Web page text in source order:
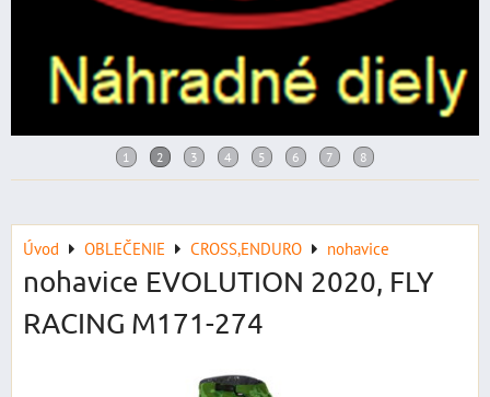
Úvod OBLEČENIE CROSS,ENDURO nohavice
nohavice EVOLUTION 2020, FLY
RACING M171-274